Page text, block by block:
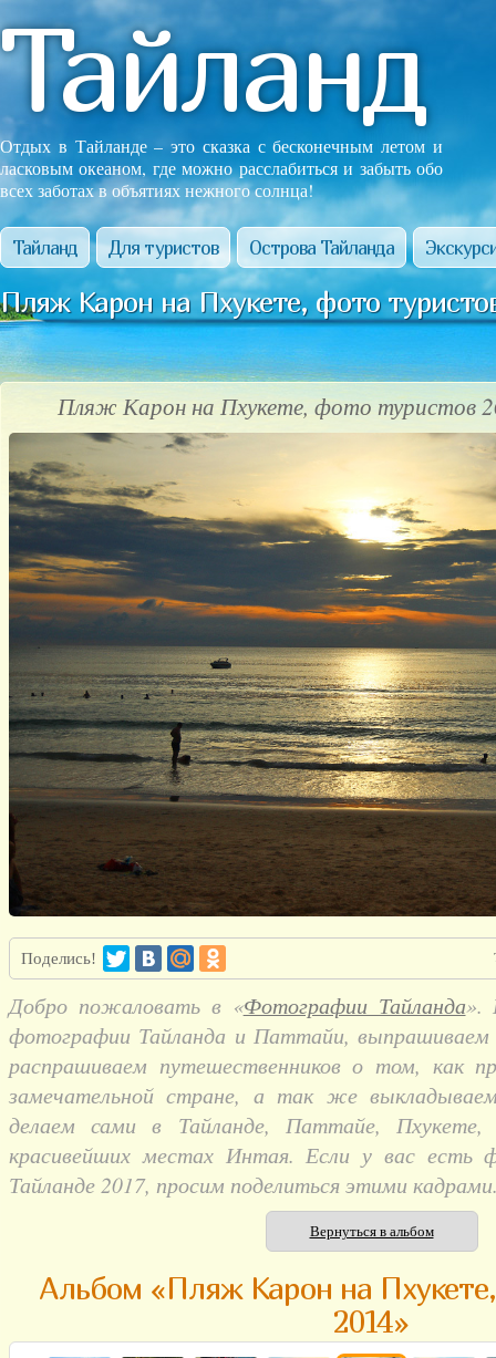
Тайланд
Отдых в Тайланде – это сказка с бесконечным летом и
ласковым океаном, где можно расслабиться и забыть обо
всех заботах в объятиях нежного солнца!
Тайланд Для туристов Острова Тайланда
Пляж Карон на Пхукете, фото
Пляж Карон на Пхукете, фото туристов
Поделись!
Добро пожаловать в «Фотографии Тайланда».
фотографии Тайланда и Паттайи, выпрашиваем
распрашиваем путешественников о том, как
замечательной стране, а так же
делаем сами в Тайланде, Паттайе,
красивейших местах Интая. Если у вас есть
Тайланде 2017, просим поделиться этими
Вернуться в альбом
Альбом «Пляж Карон на
2014»